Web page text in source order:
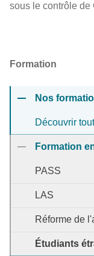
sous le contrôle de
Formation
Nos
Découvrir
Formation
PASS
LAS
Réforme de
Étudiants